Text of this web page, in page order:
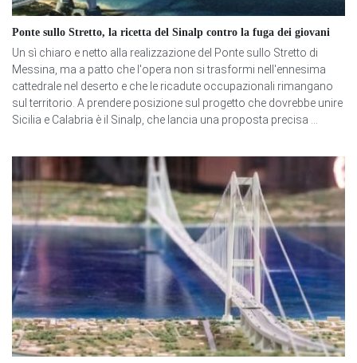
Ponte sullo Stretto, la ricetta del Sinalp contro la fuga dei giovani
Un sì chiaro e netto alla realizzazione del Ponte sullo Stretto di
Messina, ma a patto che l'opera non si trasformi nell'ennesima
cattedrale nel deserto e che le ricadute occupazionali rimangano
sul territorio. A prendere posizione sul progetto che dovrebbe unire
Sicilia e Calabria è il Sinalp, che lancia una proposta precisa ...